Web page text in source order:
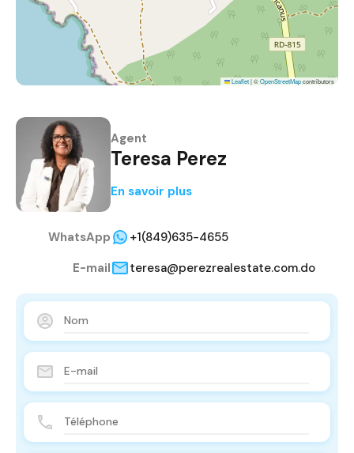
Leaflet|©OpenStreetMapcontributors
Agent
Teresa Perez
En savoir plus
WhatsApp
+1(849)635-4655
E-mail
teresa@perezrealestate.com.do